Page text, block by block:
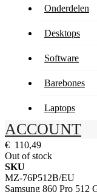
Onderdelen
Desktops
Software
Barebones
Laptops
ACCOUNT
Geavanceerd zoeken
Mijn winkelwagen
Skip to the end of the
Skip to the beginning
Samsung
€ 110,49
Out of stock
SKU
MZ-76P512B/EU
Samsung 860 Pro